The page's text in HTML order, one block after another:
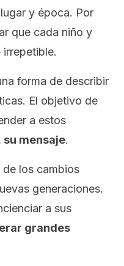
y época. Por
que cada niño y
forma de describir
El objetivo de
a estos
su mensaje.
de los cambios
generaciones.
a sus
grandes